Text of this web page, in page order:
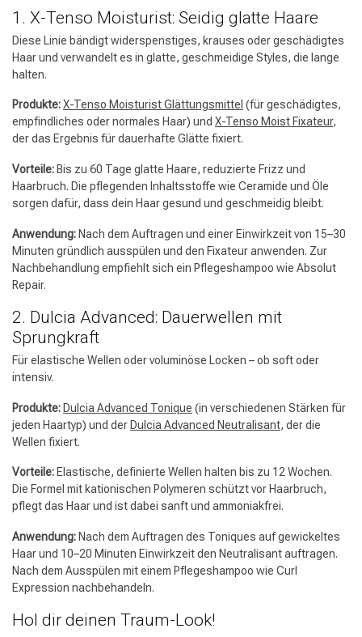
1. X-Tenso Moisturist: Seidig glatte Haare
Diese Linie bändigt widerspenstiges, krauses oder geschädigtes
Haar und verwandelt es in glatte, geschmeidige Styles, die lange
halten.
Produkte:X-Tenso Moisturist Glättungsmittel (für geschädigtes,
empfindliches oder normales Haar) und X-Tenso Moist Fixateur,
der das Ergebnis für dauerhafte Glätte fixiert.
Vorteile: Bis zu 60 Tage glatte Haare, reduzierte Frizz und
Haarbruch. Die pflegenden Inhaltsstoffe wie Ceramide und Öle
sorgen dafür, dass dein Haar gesund und geschmeidig bleibt.
Anwendung: Nach dem Auftragen und einer Einwirkzeit von 15–30
Minuten gründlich ausspülen und den Fixateur anwenden. Zur
Nachbehandlung empfiehlt sich ein Pflegeshampoo wie Absolut
Repair.
2. Dulcia Advanced: Dauerwellen mit
Sprungkraft
Für elastische Wellen oder voluminöse Locken – ob soft oder
intensiv.
Produkte:Dulcia Advanced Tonique (in verschiedenen Stärken für
jeden Haartyp) und derDulcia Advanced Neutralisant, der die
Wellen fixiert.
Vorteile: Elastische, definierte Wellen halten bis zu 12 Wochen.
Die Formel mit kationischen Polymeren schützt vor Haarbruch,
pflegt das Haar und ist dabei sanft und ammoniakfrei.
Anwendung: Nach dem Auftragen des Toniques auf gewickeltes
Haar und 10–20 Minuten Einwirkzeit den Neutralisant auftragen.
Nach dem Ausspülen mit einem Pflegeshampoo wie Curl
Expression nachbehandeln.
Hol dir deinen Traum-Look!